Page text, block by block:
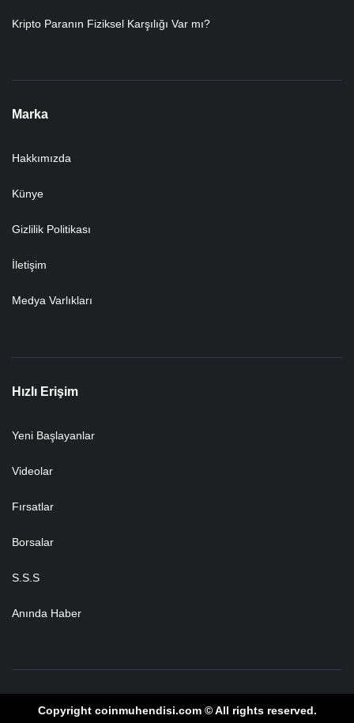
Kripto Paranın Fiziksel Karşılığı Var mı?
Marka
Hakkımızda
Künye
Gizlilik Politikası
İletişim
Medya Varlıkları
Hızlı Erişim
Yeni Başlayanlar
Videolar
Fırsatlar
Borsalar
S.S.S
Anında Haber
Copyright coinmuhendisi.com © All rights reserved.